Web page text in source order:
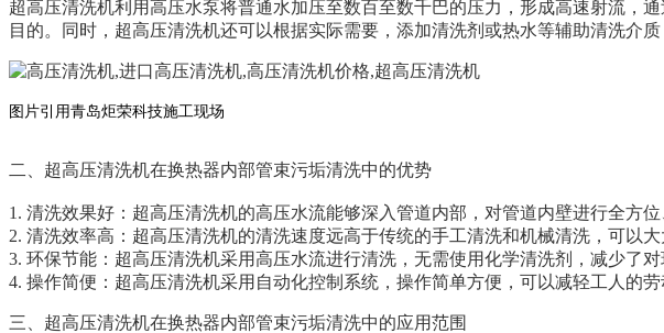
超高压清洗机利用高压水泵将普通水加压至数百至数千巴的压力，形成高速射流，
目的。同时，超高压清洗机还可以根据实际需要，添加清洗剂或热水等辅助清洗介质
图片引用青岛炬荣科技施工现场
二、超高压清洗机在换热器内部管束污垢清洗中的优势
1. 清洗效果好：超高压清洗机的高压水流能够深入管道内部，对管道内壁进行全方
2. 清洗效率高：超高压清洗机的清洗速度远高于传统的手工清洗和机械清洗，可以
3. 环保节能：超高压清洗机采用高压水流进行清洗，无需使用化学清洗剂，减少了
4. 操作简便：超高压清洗机采用自动化控制系统，操作简单方便，可以减轻工人的劳
三、超高压清洗机在换热器内部管束污垢清洗中的应用范围